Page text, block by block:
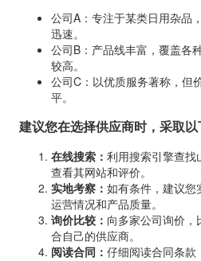
公司A：专注于某类日用杂品
迅速。
公司B：产品线丰富，覆盖各
较高。
公司C：以优质服务著称，但
平。
建议您在选择供应商时，采取以
在线搜索： 利用搜索引擎查找
查看其网站和评价。
实地考察： 如有条件，建议您
运营情况和产品质量。
询价比较： 向多家公司询价
合自己的供应商。
阅读合同： 仔细阅读合同条款